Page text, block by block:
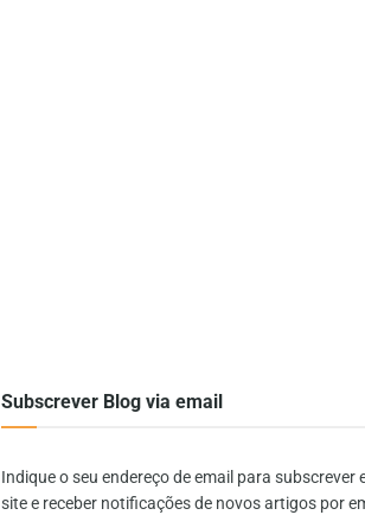
Subscrever Blog via email
Indique o seu endereço de email para subscrever
site e receber notificações de novos artigos por